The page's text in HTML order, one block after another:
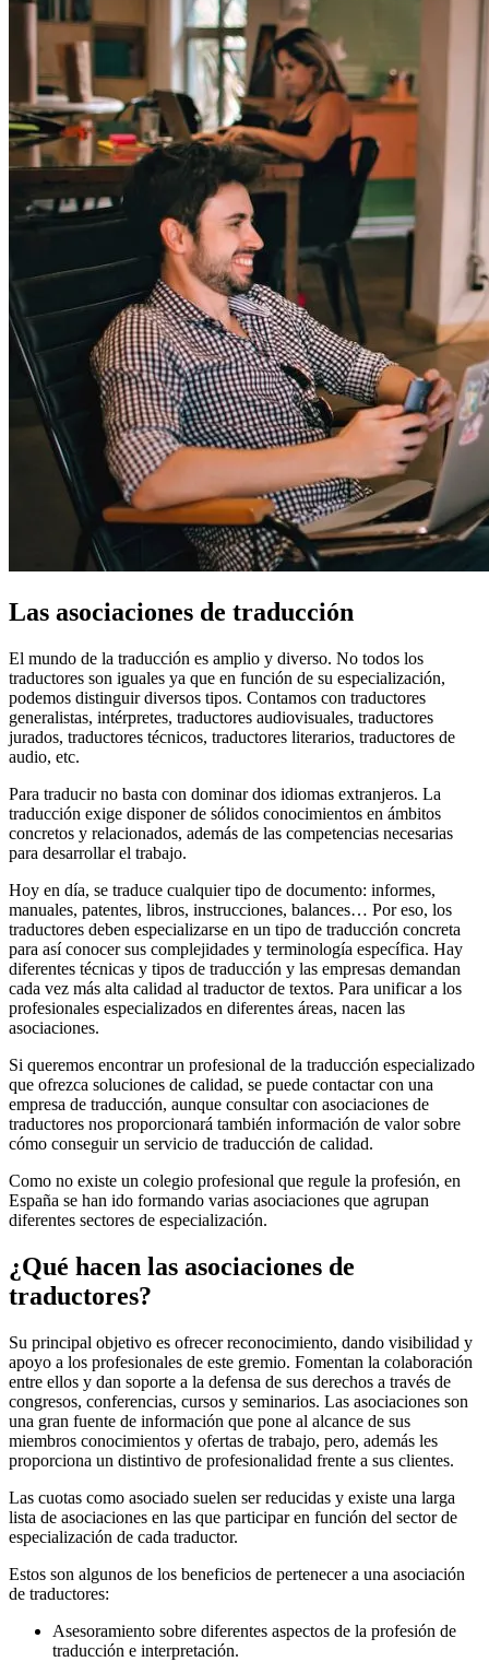
Las asociaciones de traducción
El mundo de la traducción es amplio y diverso. No todos los
traductores son iguales ya que en función de su especialización,
podemos distinguir diversos tipos. Contamos con traductores
generalistas, intérpretes, traductores audiovisuales, traductores
jurados, traductores técnicos, traductores literarios, traductores de
audio, etc.
Para traducir no basta con dominar dos idiomas extranjeros. La
traducción exige disponer de sólidos conocimientos en ámbitos
concretos y relacionados, además de las competencias necesarias
para desarrollar el trabajo.
Hoy en día, se traduce cualquier tipo de documento: informes,
manuales, patentes, libros, instrucciones, balances… Por eso, los
traductores deben especializarse en un tipo de traducción concreta
para así conocer sus complejidades y terminología específica. Hay
diferentes técnicas y tipos de traducción y las empresas demandan
cada vez más alta calidad al traductor de textos. Para unificar a los
profesionales especializados en diferentes áreas, nacen las
asociaciones.
Si queremos encontrar un profesional de la traducción especializado
que ofrezca soluciones de calidad, se puede contactar con una
empresa de traducción, aunque consultar con asociaciones de
traductores nos proporcionará también información de valor sobre
cómo conseguir un servicio de traducción de calidad.
Como no existe un colegio profesional que regule la profesión, en
España se han ido formando varias asociaciones que agrupan
diferentes sectores de especialización.
¿Qué hacen las asociaciones de
traductores?
Su principal objetivo es ofrecer reconocimiento, dando visibilidad y
apoyo a los profesionales de este gremio. Fomentan la colaboración
entre ellos y dan soporte a la defensa de sus derechos a través de
congresos, conferencias, cursos y seminarios. Las asociaciones son
una gran fuente de información que pone al alcance de sus
miembros conocimientos y ofertas de trabajo, pero, además les
proporciona un distintivo de profesionalidad frente a sus clientes.
Las cuotas como asociado suelen ser reducidas y existe una larga
lista de asociaciones en las que participar en función del sector de
especialización de cada traductor.
Estos son algunos de los beneficios de pertenecer a una asociación
de traductores:
Asesoramiento sobre diferentes aspectos de la profesión de
traducción e interpretación.